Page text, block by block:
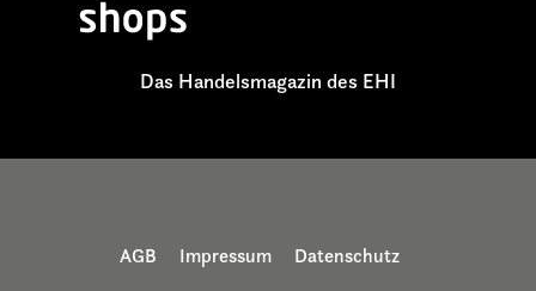
Das Handelsmagazin des EHI
AGB Impressum
Datenschutz